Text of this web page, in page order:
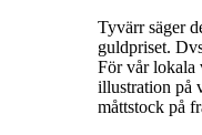
Tyvärr säger
guldpriset.
För vår lokala
illustration på
måttstock på